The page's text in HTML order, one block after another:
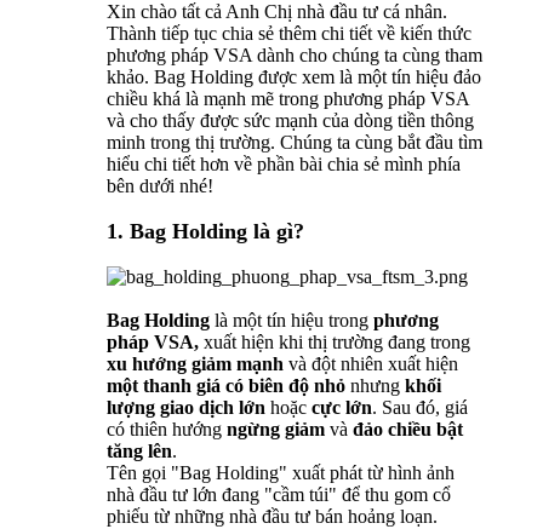
Xin chào tất cả Anh Chị nhà đầu tư cá nhân.
Thành tiếp tục chia sẻ thêm chi tiết về kiến thức
phương pháp VSA dành cho chúng ta cùng tham
khảo. Bag Holding được xem là một tín hiệu đảo
chiều khá là mạnh mẽ trong phương pháp VSA
và cho thấy được sức mạnh của dòng tiền thông
minh trong thị trường. Chúng ta cùng bắt đầu tìm
hiểu chi tiết hơn về phần bài chia sẻ mình phía
bên dưới nhé!
1. Bag Holding là gì?
Bag Holding là một tín hiệu trong phương
pháp VSA, xuất hiện khi thị trường đang trong
xu hướng giảm mạnh và đột nhiên xuất hiện
một thanh giá có biên độ nhỏ nhưng khối
lượng giao dịch lớn hoặc cực lớn. Sau đó, giá
có thiên hướng ngừng giảm và đảo chiều bật
tăng lên.
Tên gọi "Bag Holding" xuất phát từ hình ảnh
nhà đầu tư lớn đang "cầm túi" để thu gom cổ
phiếu từ những nhà đầu tư bán hoảng loạn.